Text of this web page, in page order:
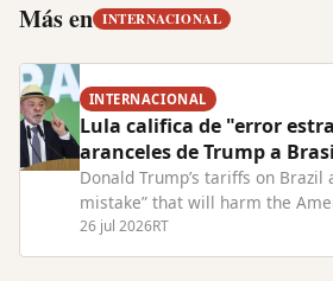
Más en INTERNACIONAL
INTERNACIONAL
Lula califica de "error
aranceles de Trump a
Donald Trump’s tariffs on Brazil
mistake” that will harm the
President Lula has warned.
RT.com
26 jul 2026RT